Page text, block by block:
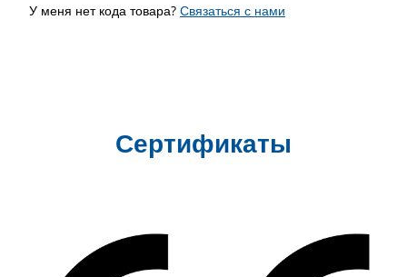
У меня нет кода товара? Связаться с нами
Сертификаты